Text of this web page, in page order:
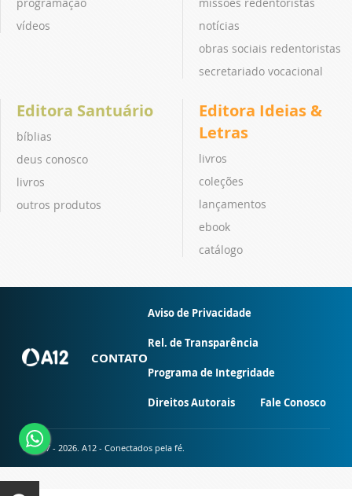
vídeos
notícias
obras sociais redentoristas
secretariado vocacional
Editora Santuário
bíblias
deus conosco
livros
outros produtos
Editora Ideias &
Letras
livros
coleções
lançamentos
ebook
catálogo
CONTATO
Aviso de Privacidade
Rel. de Transparência
Programa de Integridade
Direitos Autorais Fale Conosco
© 2007 - 2026. A12 - Conectados pela fé.